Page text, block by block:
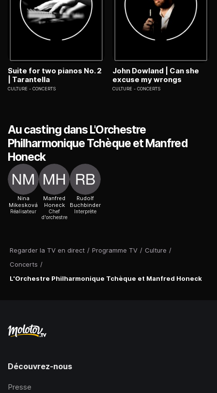
Regarder la TV en direct / Programme TV / Culture /
Concerts /
L'Orchestre Philharmonique Tchèque et Manfred Honeck
Suite for two pianos No. 2
| Tarantella
CULTURE CONCERTS
John Dowland | Can she
excuse my wrongs
CULTURE CONCERTS
Au casting dans L'Orchestre
Philharmonique Tchèque et Manfred
Honeck
Nina
Mikesková
Réalisateur
Manfred
Honeck
Chef
d'orchestre
Rudolf
Buchbinder
Interprète
Découvrez-nous
Presse